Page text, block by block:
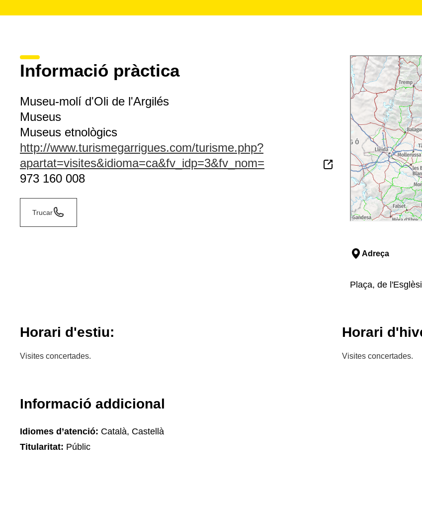
Informació pràctica
Museu-molí d'Oli de l'Argilés
Museus
Museus etnològics
http://www.turismegarrigues.com/turisme.php?
apartat=visites&idioma=ca&fv_idp=3&fv_nom=
973 160 008
Trucar
Adreça
Plaça, de
Horari d'estiu:
Visites concertades.
Horari
Visites concertades.
Informació addicional
Idiomes d’atenció: Català, Castellà
Titularitat: Públic